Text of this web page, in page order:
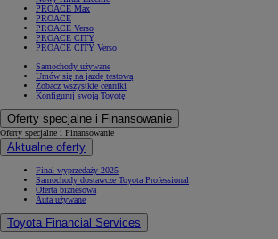
PROACE Max
PROACE
PROACE Verso
PROACE CITY
PROACE CITY Verso
Samochody używane
Umów się na jazdę testową
Zobacz wszystkie cenniki
Konfiguruj swoją Toyotę
Oferty specjalne i Finansowanie
Oferty specjalne i Finansowanie
Aktualne oferty
Finał wyprzedaży 2025
Samochody dostawcze Toyota Professional
Oferta biznesowa
Auta używane
Toyota Financial Services